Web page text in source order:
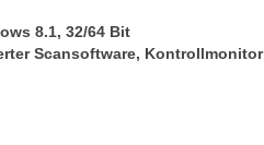
8.1, 32/64 Bit
Scansoftware, Kontrollmonitor